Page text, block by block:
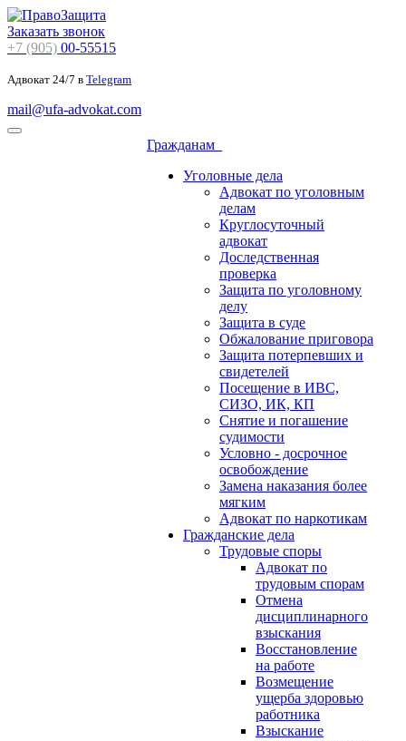
Заказать звонок
+7 (905) 00-55515
Адвокат 24/7 в Telegram
mail@ufa-advokat.com
Гражданам
Уголовные дела
Адвокат по уголовным
делам
Круглосуточный
адвокат
Доследственная
проверка
Защита по уголовному
делу
Защита в суде
Обжалование приговора
Защита потерпевших и
свидетелей
Посещение в ИВС,
СИЗО, ИК, КП
Снятие и погашение
судимости
Условно - досрочное
освобождение
Замена наказания более
мягким
Адвокат по наркотикам
Гражданские дела
Трудовые споры
Адвокат по
трудовым спорам
Отмена
дисциплинарного
взыскания
Восстановление
на работе
Возмещение
ущерба здоровью
работника
Взыскание